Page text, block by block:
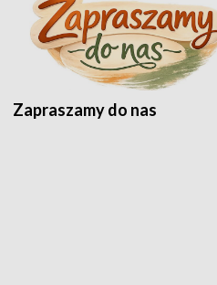
Zapraszamy do nas